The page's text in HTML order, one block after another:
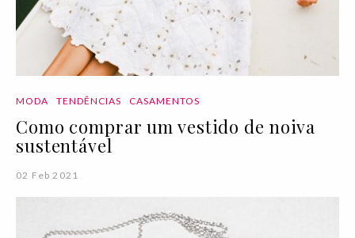
MODA TENDÊNCIAS CASAMENTOS
Como comprar um vestido de noiva
sustentável
02 Feb 2021